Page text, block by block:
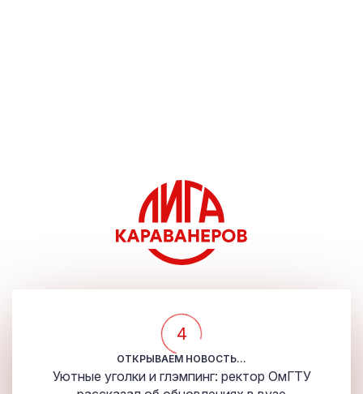
4
ОТКРЫВАЕМ НОВОСТЬ...
Уютные уголки и глэмпинг: ректор ОмГТУ